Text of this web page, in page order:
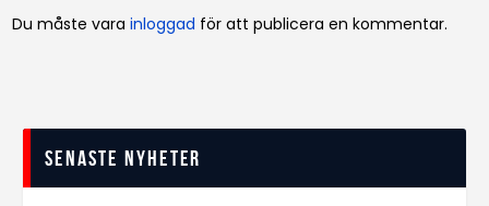
Du måste varainloggad för att publicera en kommentar.
Senaste nyheter